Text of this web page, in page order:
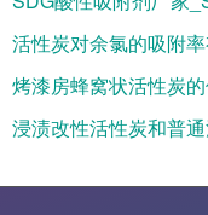
活性炭对余氯的吸附率
烤漆房蜂窝状活性炭的
浸渍改性活性炭和普通